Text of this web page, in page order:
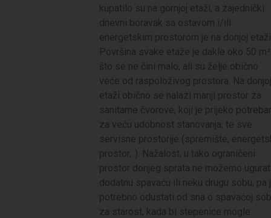
kupatilo su na gornjoj etaži, a zajednički
dnevni boravak sa ostavom i/ili
energetskim prostorom je na donjoj
Površina svake etaže je dakle oko 50
što se ne čini malo, ali su želje obično
veće od raspoloživog prostora. Na donjoj
etaži obično se nalazi manji prostor za
sanitarne čvorove, koji je prijeko
za veću udobnost stanovanja, te sve
servisne prostorije (spremište,
prostor,..). Nažalost, u tako ograničeni
prostor donjeg sprata ne možemo
dodatnu spavaću ili neku drugu sobu, pa
potrebno odustati od sna o spavaćoj
za starost, kada bi stepenice mogle